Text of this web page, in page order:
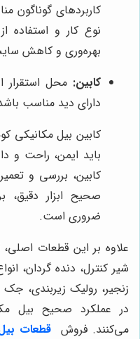
کاربردهای گوناگون
نوع کار و استفاده
بهره‌وری و کاهش
کابین: محل استقرار
دارای دید مناسب
کابین بیل مکانیکی
باید ایمن، راحت و
کابین، بررسی و
صحیح ابزار دقیق،
ضروری است.
علاوه بر این قطعات
شیر کنترل، دنده گردان،
زنجیر، رولیک زیربندی،
در عملکرد صحیح بیل
می‌کنند. فروش قطعات